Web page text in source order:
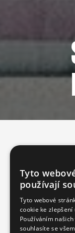
Tyto
používají
Tyto webové
cookie ke
Používáním
souhlasíte se